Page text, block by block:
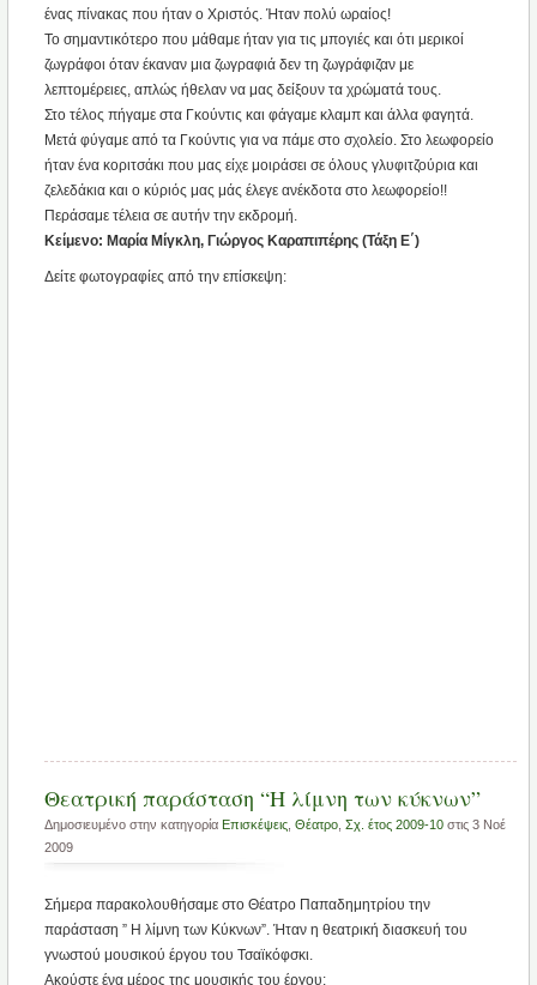
ένας πίνακας που ήταν ο Χριστός. Ήταν πολύ ωραίος!
Το σημαντικότερο που μάθαμε ήταν για τις μπογιές και ότι μερικοί
ζωγράφοι όταν έκαναν μια ζωγραφιά δεν τη ζωγράφιζαν με
λεπτομέρειες, απλώς ήθελαν να μας δείξουν τα χρώματά τους.
Στο τέλος πήγαμε στα Γκούντις και φάγαμε κλαμπ και άλλα φαγητά.
Μετά φύγαμε από τα Γκούντις για να πάμε στο σχολείο. Στο λεωφορείο
ήταν ένα κοριτσάκι που μας είχε μοιράσει σε όλους γλυφιτζούρια και
ζελεδάκια και ο κύριός μας μάς έλεγε ανέκδοτα στο λεωφορείο!!
Περάσαμε τέλεια σε αυτήν την εκδρομή.
Κείμενο: Μαρία Μίγκλη, Γιώργος Καραπιπέρης (Τάξη Ε΄)
Δείτε φωτογραφίες από την επίσκεψη:
Θεατρική παράσταση “Η λίμνη των κύκνων”
Δημοσιευμένο στην κατηγορία Επισκέψεις, Θέατρο, Σχ. έτος 2009-10στις 3 Νοέ
2009
Σήμερα παρακολουθήσαμε στο Θέατρο Παπαδημητρίου την
παράσταση ” Η λίμνη των Κύκνων”. Ήταν η θεατρική διασκευή του
γνωστού μουσικού έργου του Τσαϊκόφσκι.
Ακούστε ένα μέρος της μουσικής του έργου: